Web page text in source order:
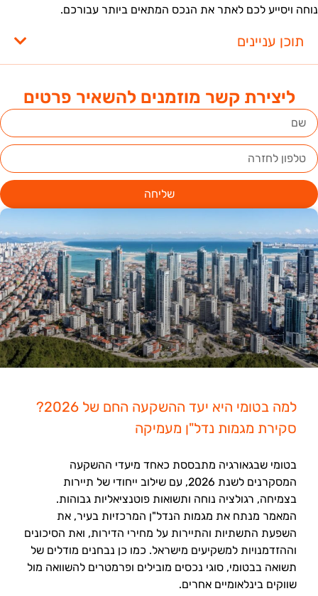
ליצירת קשר מוזמנים להשאיר פרטים
שליחה
למה בטומי היא יעד ההשקעה החם של 2026?
סקירת מגמות נדל"ן מעמיקה
בטומי שבגאורגיה מתבססת כאחד מיעדי ההשקעה
המסקרנים לשנת 2026, עם שילוב ייחודי של תיירות
בצמיחה, רגולציה נוחה ותשואות פוטנציאליות גבוהות.
המאמר מנתח את מגמות הנדל"ן המרכזיות בעיר, את
השפעת התשתיות והתיירות על מחירי הדירות, ואת הסיכונים
וההזדמנויות למשקיעים מישראל. כמו כן נבחנים מודלים של
תשואה בבטומי, סוגי נכסים מובילים ופרמטרים להשוואה מול
שווקים בינלאומיים אחרים.
ויסייע לכם לאתר את הנכס המתאים ביותר עבורכם.
תוכן עניינים